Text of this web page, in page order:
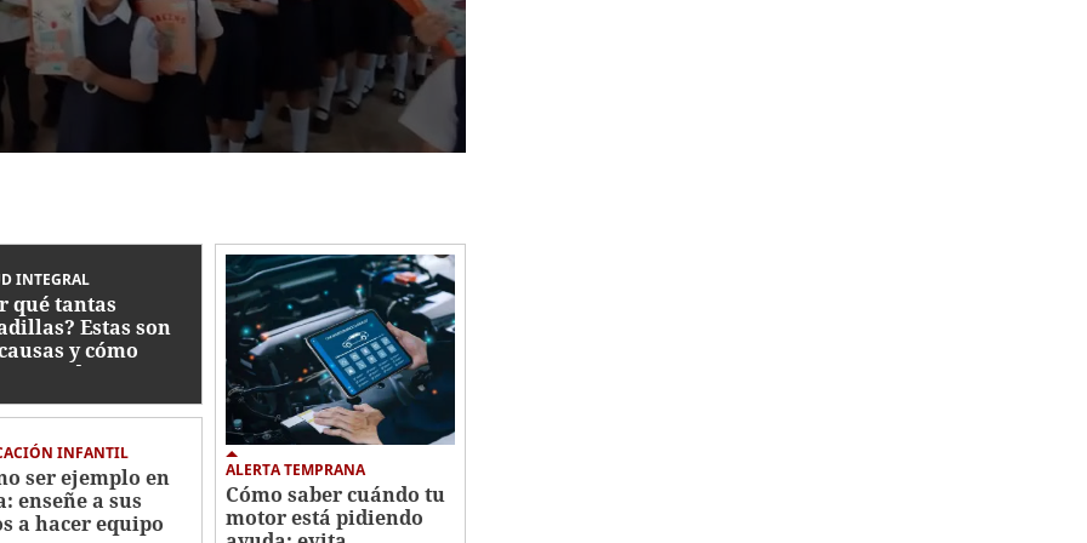
INTEGRAL
qué tantas
Estas son
y cómo
su descanso
INFANTIL
ser ejemplo en
enseñe a sus
a hacer equipo
ALERTA TEMPRANA
Cómo saber cuándo tu
motor está pidiendo